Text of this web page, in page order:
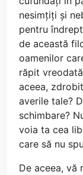
nesimțiți și
pentru
de această
oamenilor
răpit
aceea,
averile tale?
schimbare?
voia ta cea
care să nu
De aceea, vă